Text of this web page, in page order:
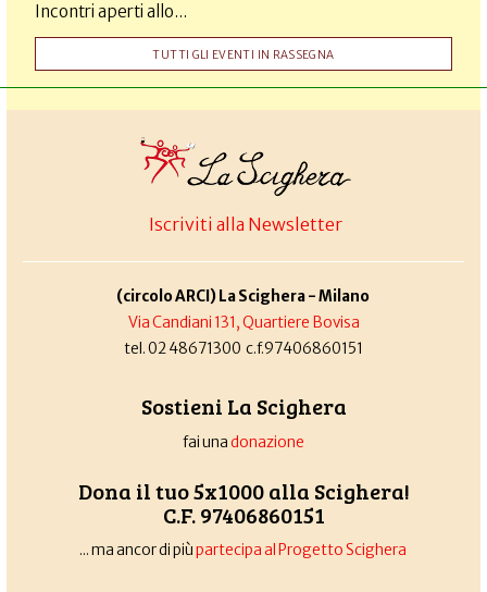
Incontri aperti allo...
TUTTI GLI EVENTI IN RASSEGNA
Iscriviti alla Newsletter
(circolo ARCI) La Scighera - Milano
Via Candiani 131, Quartiere Bovisa
tel. 02 48671300 c.f.97406860151
Sostieni La Scighera
fai unadonazione
Dona il tuo 5x1000 alla Scighera!
C.F. 97406860151
... ma ancor di piùpartecipa al Progetto Scighera